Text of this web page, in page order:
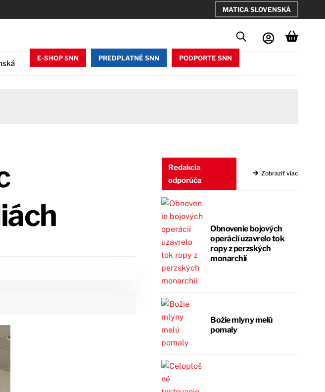
MATICA SLOVENSKÁ
E-SHOP SNN PREDPLATNÉ SNN PODPORTE SNN
Redakcia
odporúča
Zobraziť viac
Obnovenie bojových
operácií uzavrelo tok
ropy z perzských
monarchií
Božie mlyny melú
pomaly